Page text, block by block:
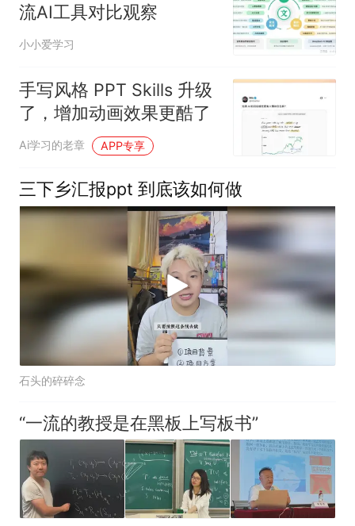
流AI工具对比观察
小小爱学习
手写风格 PPT Skills 升级
了，增加动画效果更酷了
Ai学习的老章 APP专享
三下乡汇报ppt 到底该如何做
石头的碎碎念
“一流的教授是在黑板上写板书”